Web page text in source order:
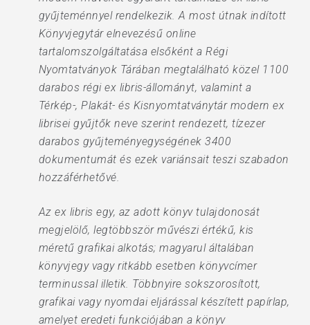
gyűjteménnyel rendelkezik. A most útnak indított
Könyvjegytár elnevezésű online
tartalomszolgáltatása elsőként a Régi
Nyomtatványok Tárában megtalálható közel 1100
darabos régi ex libris-állományt, valamint a
Térkép-, Plakát- és Kisnyomtatványtár modern ex
librisei gyűjtők neve szerint rendezett, tízezer
darabos gyűjteményegységének 3400
dokumentumát és ezek variánsait teszi szabadon
hozzáférhetővé.
Az ex libris egy, az adott könyv tulajdonosát
megjelölő, legtöbbször művészi értékű, kis
méretű grafikai alkotás; magyarul általában
könyvjegy vagy ritkább esetben könyvcímer
terminussal illetik. Többnyire sokszorosított,
grafikai vagy nyomdai eljárással készített papírlap,
amelyet eredeti funkciójában a könyv